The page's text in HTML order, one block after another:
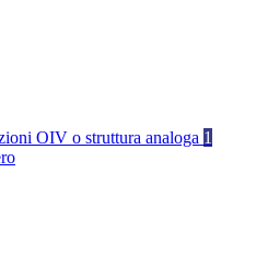
OIV o struttura analoga 1